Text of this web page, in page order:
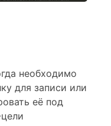
необходимо
для записи или
её под